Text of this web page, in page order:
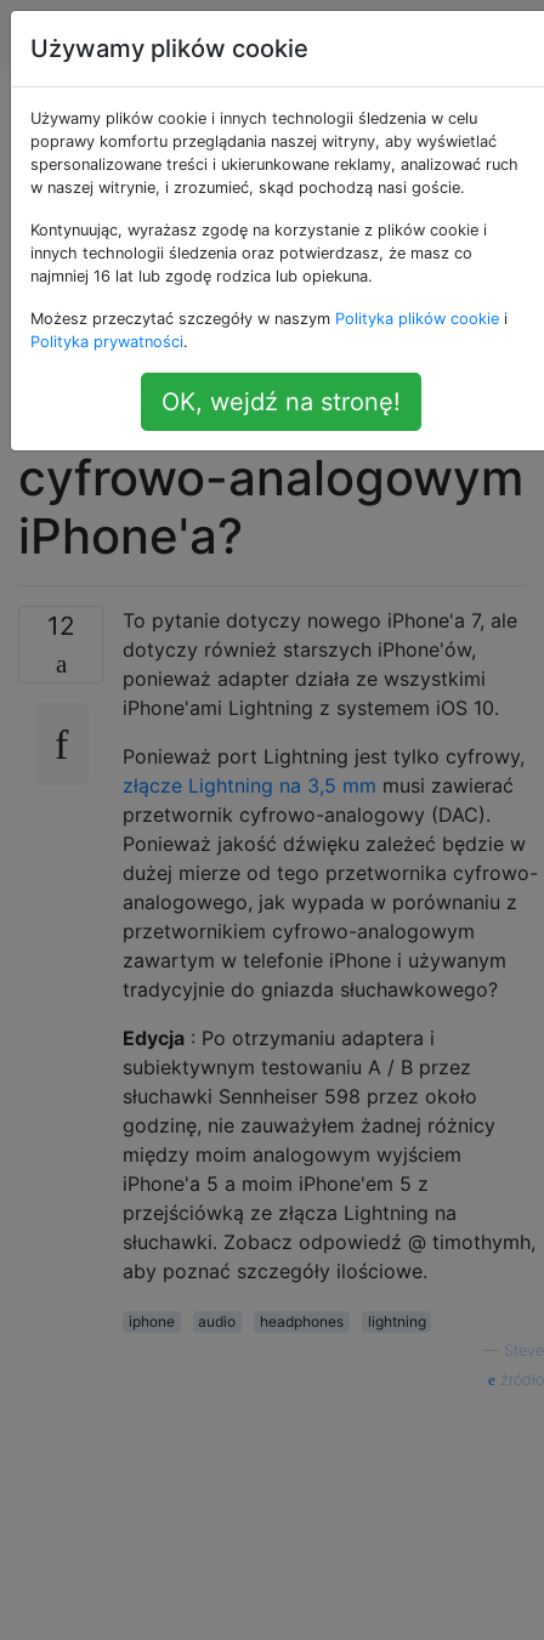
Apple Tagi
Jak DAC adaptera
Lightning na 3,5 mm
wypada w
porównaniu z
wewnętrznym
przetwornikiem
cyfrowo-analogowym
iPhone'a?
12
To pytanie dotyczy nowego iPhone'a 7, ale
dotyczy również starszych iPhone'ów,
ponieważ adapter działa ze wszystkimi
iPhone'ami Lightning z systemem iOS 10.
Ponieważ port Lightning jest tylko cyfrowy,
złącze Lightning na 3,5 mm musi zawierać
przetwornik cyfrowo-analogowy (DAC).
Ponieważ jakość dźwięku zależeć będzie w
dużej mierze od tego przetwornika cyfrowo-
analogowego, jak wypada w porównaniu z
przetwornikiem cyfrowo-analogowym
zawartym w telefonie iPhone i używanym
tradycyjnie do gniazda słuchawkowego?
Edycja : Po otrzymaniu adaptera i
subiektywnym testowaniu A / B przez
słuchawki Sennheiser 598 przez około
godzinę, nie zauważyłem żadnej różnicy
między moim analogowym wyjściem
iPhone'a 5 a moim iPhone'em 5 z
przejściówką ze złącza Lightning na
słuchawki. Zobacz odpowiedź @ timothymh,
aby poznać szczegóły ilościowe.
iphone audio headphones
lightning
Steve
źródło
Używamy plików cookie
Używamy plików cookie i innych technologii śledzenia w celu
poprawy komfortu przeglądania naszej witryny, aby wyświetlać
spersonalizowane treści i ukierunkowane reklamy, analizować ruch
w naszej witrynie, i zrozumieć, skąd pochodzą nasi goście.
Kontynuując, wyrażasz zgodę na korzystanie z plików cookie i
innych technologii śledzenia oraz potwierdzasz, że masz co
najmniej 16 lat lub zgodę rodzica lub opiekuna.
Możesz przeczytać szczegóły w naszym Polityka plików cookie i
Polityka prywatności.
OK, wejdź na stronę!